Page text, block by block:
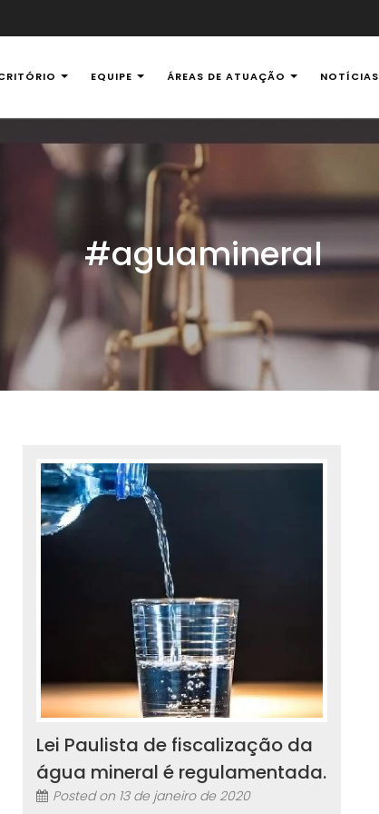
Ambiental
EQUIPE ÁREAS DE ATUAÇÃO NOTÍCIAS
#aguamineral
Lei Paulista de fiscalização da
água mineral é regulamentada.
Posted on 13 de janeiro de 2020